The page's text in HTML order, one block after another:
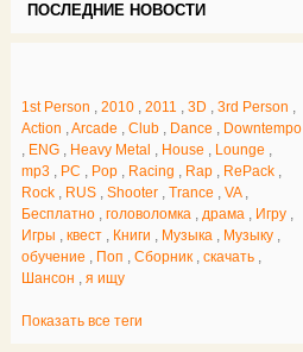
ПОСЛЕДНИЕ НОВОСТИ
1st Person , 2010 , 2011 , 3D , 3rd Person ,
Action ,Arcade , Club , Dance , Downtempo
, ENG , Heavy Metal , House , Lounge ,
mp3 , PC , Pop , Racing , Rap , RePack ,
Rock , RUS , Shooter , Trance , VA ,
Бесплатно , головоломка , драма , Игру ,
Игры , квест , Книги , Музыка , Музыку ,
обучение , Поп , Сборник , скачать ,
Шансон , я ищу
Показать все теги